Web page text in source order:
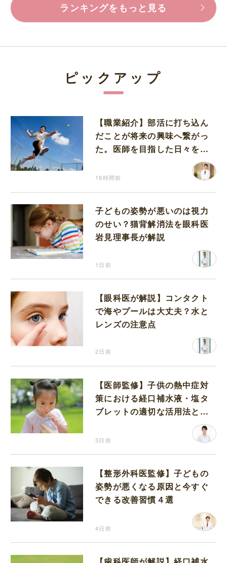
ランキングをもっと見る
ピックアップ
【職業紹介】部活に打ち込ん
だことが将来の興味へ繋がっ
た。医師を目指した日々を振
18時間前
子どもの姿勢が悪いのは視力
のせい？猫背解消法を眼科医
岩見理事長が解説
1日前
【眼科医が解説】コンタクト
で海やプールは大丈夫？水と
レンズの注意点
2日前
【医師監修】子供の熱中症対
策における経口補水液・塩タ
ブレットの適切な活用法と水
3日前
【整形外科医監修】子どもの
姿勢が悪くなる原因と今すぐ
できる改善習慣４選
4日前